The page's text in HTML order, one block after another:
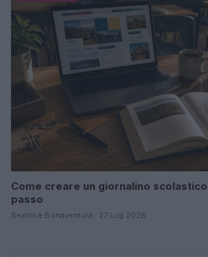
Come creare un giornalino
passo
Beatrice Bonaventura · 27 Lug 2026